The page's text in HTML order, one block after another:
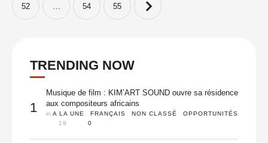
52 54 55
TRENDING NOW
1
Musique de film : KIM’ART SOUND ouvre sa résidence
aux compositeurs africains
in A LA UNE FRANÇAIS NON CLASSÉ
OPPORTUNITÉS
19
0